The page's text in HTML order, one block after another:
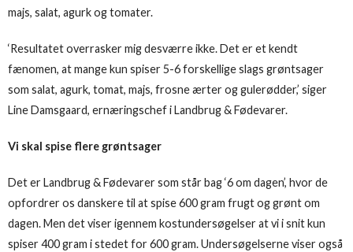
majs, salat, agurk og tomater.
‘Resultatet overrasker mig desværre ikke. Det er et kendt
fænomen, at mange kun spiser 5-6 forskellige slags grøntsager
som salat, agurk, tomat, majs, frosne ærter og gulerødder,’ siger
Line Damsgaard, ernæringschef i Landbrug & Fødevarer.
Vi skal spise flere grøntsager
Det er Landbrug & Fødevarer som står bag ‘6 om dagen’, hvor de
opfordrer os danskere til at spise 600 gram frugt og grønt om
dagen. Men det viser igennem kostundersøgelser at vi i snit kun
spiser 400 gram i stedet for 600 gram. Undersøgelserne viser også